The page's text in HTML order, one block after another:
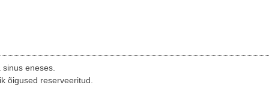
sinus eneses.
õigused reserveeritud.